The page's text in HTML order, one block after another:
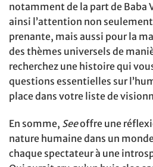
notamment de la part de Baba
ainsi l’attention non
prenante, mais aussi pour la
des thèmes universels de
recherchez une histoire qui
questions essentielles sur
place dans votre liste de
En somme, Seeoffre une
nature humaine dans un
chaque spectateur à une